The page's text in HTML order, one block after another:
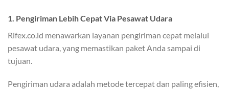
1. Pengiriman Lebih Cepat Via Pesawat Udara
Rifex.co.id menawarkan layanan pengiriman cepat melalui
pesawat udara, yang memastikan paket Anda sampai di
tujuan.
Pengiriman udara adalah metode tercepat dan paling efisien,